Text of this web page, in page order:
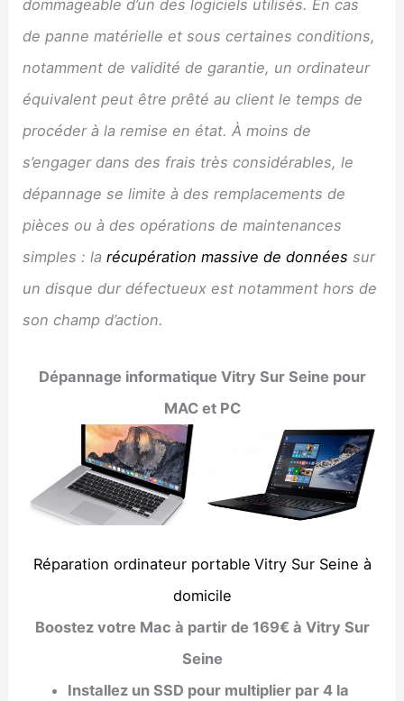
dommageable d’un des logiciels utilisés. En cas
de panne matérielle et sous certaines conditions,
notamment de validité de garantie, un ordinateur
équivalent peut être prêté au client le temps de
procéder à la remise en état. À moins de
s’engager dans des frais très considérables, le
dépannage se limite à des remplacements de
pièces ou à des opérations de maintenances
simples : larécupération massive de données sur
un disque dur défectueux est notamment hors de
son champ d’action.
Dépannage informatique Vitry Sur Seine pour
MAC et PC
Réparation ordinateur portable Vitry Sur Seine à
domicile
Boostez votre Mac à partir de 169€ à Vitry Sur
Seine
Installez un SSD pour multiplier par 4 la